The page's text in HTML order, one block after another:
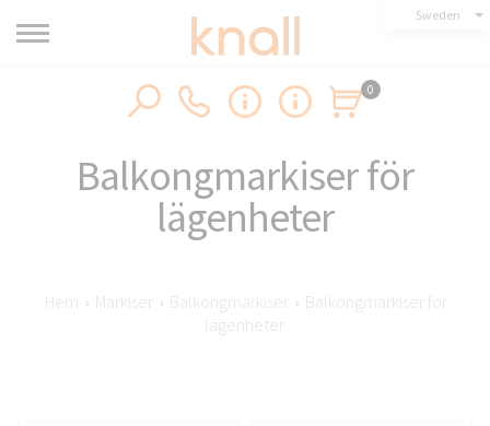
Sweden
0
Balkongmarkiser för
lägenheter
Hem › Markiser › Balkongmarkiser › Balkongmarkiser för
lägenheter